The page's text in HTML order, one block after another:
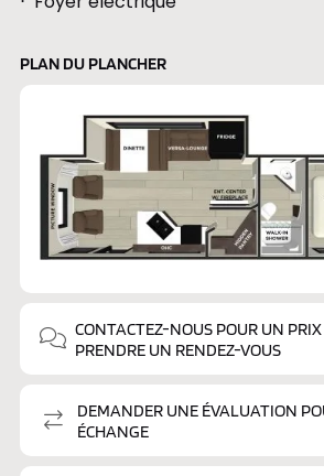
PLAN DU PLANCHER
CONTACTEZ-NOUS POUR UN
PRENDRE UN RENDEZ-VOUS
DEMANDER UNE ÉVALUATION
ÉCHANGE